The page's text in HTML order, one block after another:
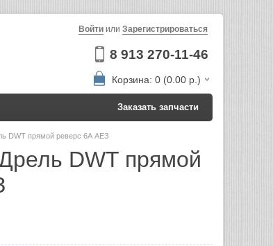
8 913 270-11-46
Войти или Зарегистрироваться
Корзина: 0 (0.00 р.)
Заказать запчасти
DWT прямой реверс 6А АЕЗ
DWT прямой